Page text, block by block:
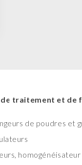
de traitement et de
de poudres et
homogénéisateur